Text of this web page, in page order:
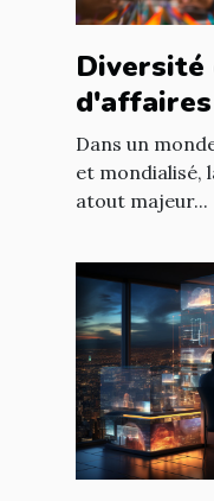
Diversité
d'affaires
équipe
stimuler
Dans un
et mondialisé,
atout majeur...